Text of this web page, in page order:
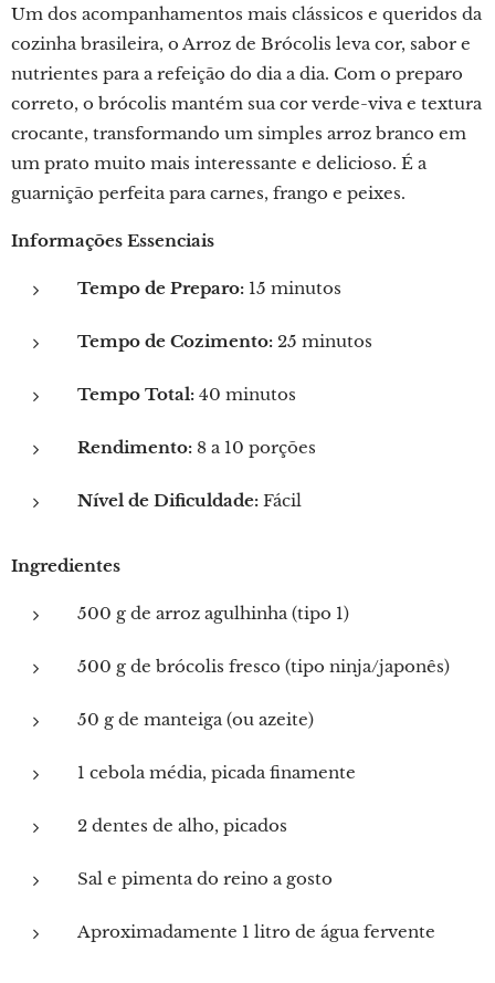
Um dos acompanhamentos mais clássicos e queridos da
cozinha brasileira, o Arroz de Brócolis leva cor, sabor e
nutrientes para a refeição do dia a dia. Com o preparo
correto, o brócolis mantém sua cor verde-viva e textura
crocante, transformando um simples arroz branco em
um prato muito mais interessante e delicioso. É a
guarnição perfeita para carnes, frango e peixes.
Informações Essenciais
Tempo de Preparo: 15 minutos
Tempo de Cozimento: 25 minutos
Tempo Total: 40 minutos
Rendimento: 8 a 10 porções
Nível de Dificuldade: Fácil
Ingredientes
500 g de arroz agulhinha (tipo 1)
500 g de brócolis fresco (tipo ninja/japonês)
50 g de manteiga (ou azeite)
1 cebola média, picada finamente
2 dentes de alho, picados
Sal e pimenta do reino a gosto
Aproximadamente 1 litro de água fervente